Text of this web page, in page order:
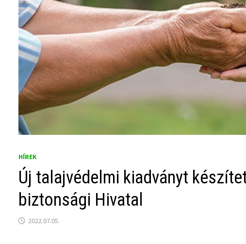
HÍREK
Új talajvédelmi kiadványt
biztonsági Hivatal
2022.07.05.